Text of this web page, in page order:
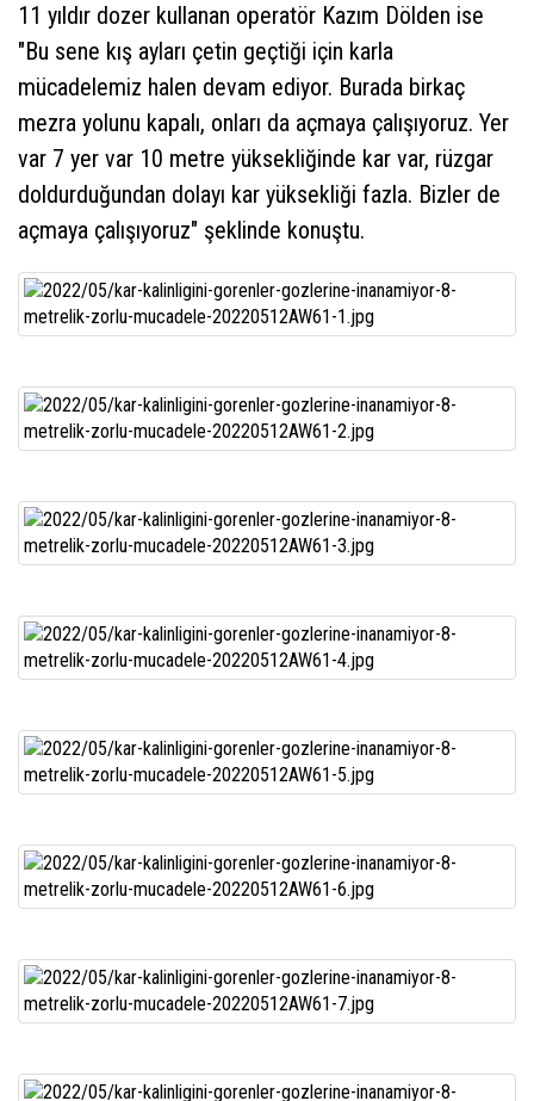
11 yıldır dozer kullanan operatör Kazım Dölden ise
"Bu sene kış ayları çetin geçtiği için karla
mücadelemiz halen devam ediyor. Burada birkaç
mezra yolunu kapalı, onları da açmaya çalışıyoruz. Yer
var 7 yer var 10 metre yüksekliğinde kar var, rüzgar
doldurduğundan dolayı kar yüksekliği fazla. Bizler de
açmaya çalışıyoruz" şeklinde konuştu.